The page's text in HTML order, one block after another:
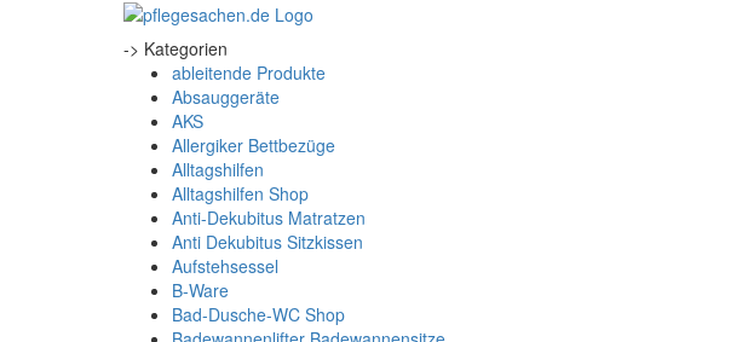
-> Kategorien
ableitende Produkte
Absauggeräte
AKS
Allergiker Bettbezüge
Alltagshilfen
Alltagshilfen Shop
Anti-Dekubitus Matratzen
Anti Dekubitus Sitzkissen
Aufstehsessel
B-Ware
Bad-Dusche-WC Shop